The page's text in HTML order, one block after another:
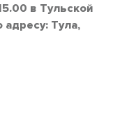
в Тульской
адресу: Тула,